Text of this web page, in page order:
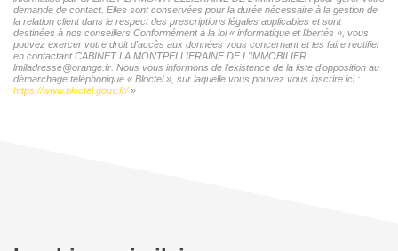
demande de contact. Elles sont conservées pour la durée nécessaire à la gestion de
la relation client dans le respect des prescriptions légales applicables et sont
destinées à nos conseillers Conformément à la loi « informatique et libertés », vous
pouvez exercer votre droit d'accès aux données vous concernant et les faire rectifier
en contactant CABINET LA MONTPELLIERAINE DE L'IMMOBILIER
lmiladresse@orange.fr. Nous vous informons de l'existence de la liste d'opposition au
démarchage téléphonique « Bloctel », sur laquelle vous pouvez vous inscrire ici :
https://www.bloctel.gouv.fr/»